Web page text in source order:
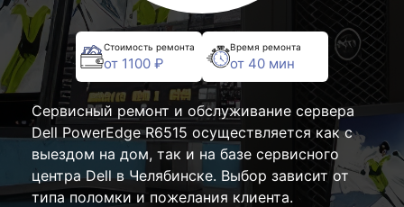
Стоимость ремонта
от 1100 ₽
Время ремонта
от 40 мин
Сервисный ремонт и обслуживание сервера
Dell PowerEdge R6515 осуществляется как с
выездом на дом, так и на базе сервисного
центра Dell в Челябинске. Выбор зависит от
типа поломки и пожелания клиента.